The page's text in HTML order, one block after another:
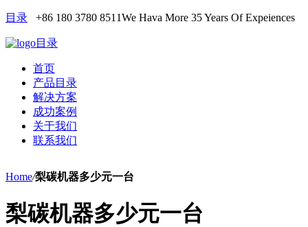
目录 +86 180 3780 8511We Hava More 35 Years Of Expeiences
目录
首页
产品目录
解决方案
成功案例
关于我们
联系我们
Home/梨碳机器多少元一台
梨碳机器多少元一台